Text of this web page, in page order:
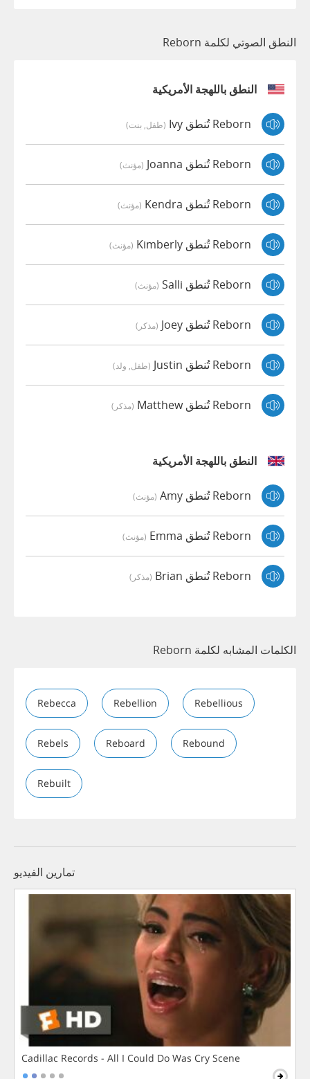
النطق الصوتي لكلمة Reborn
النطق باللهجة الأمريكية
Reborn تُنطق Ivy (طفل, بنت)
Reborn تُنطق Joanna (مؤنث)
Reborn تُنطق Kendra (مؤنث)
Reborn تُنطق Kimberly (مؤنث)
Reborn تُنطق Salli (مؤنث)
Reborn تُنطق Joey (مذكر)
Reborn تُنطق Justin (طفل, ولد)
Reborn تُنطق Matthew (مذكر)
النطق باللهجة الأمريكية
Reborn تُنطق Amy (مؤنث)
Reborn تُنطق Emma (مؤنث)
Reborn تُنطق Brian (مذكر)
الكلمات المشابه لكلمة Reborn
Rebecca Rebellion Rebellious
Rebels Reboard Rebound
Rebuilt
تمارين الفيديو
Cadillac Records - All I Could Do Was Cry Scene